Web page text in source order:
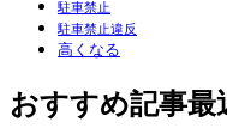
駐車禁止
駐車禁止違反
高くなる
おすすめ記事最